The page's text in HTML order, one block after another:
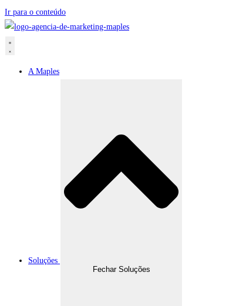
Ir para o conteúdo
A Maples
Soluções
Fechar Soluções